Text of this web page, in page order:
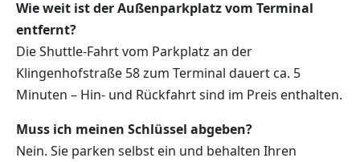
Wie weit ist der Außenparkplatz vom Terminal
entfernt?
Die Shuttle-Fahrt vom Parkplatz an der
Klingenhofstraße 58 zum Terminal dauert ca. 5
Minuten – Hin- und Rückfahrt sind im Preis enthalten.
Muss ich meinen Schlüssel abgeben?
Nein. Sie parken selbst ein und behalten Ihren